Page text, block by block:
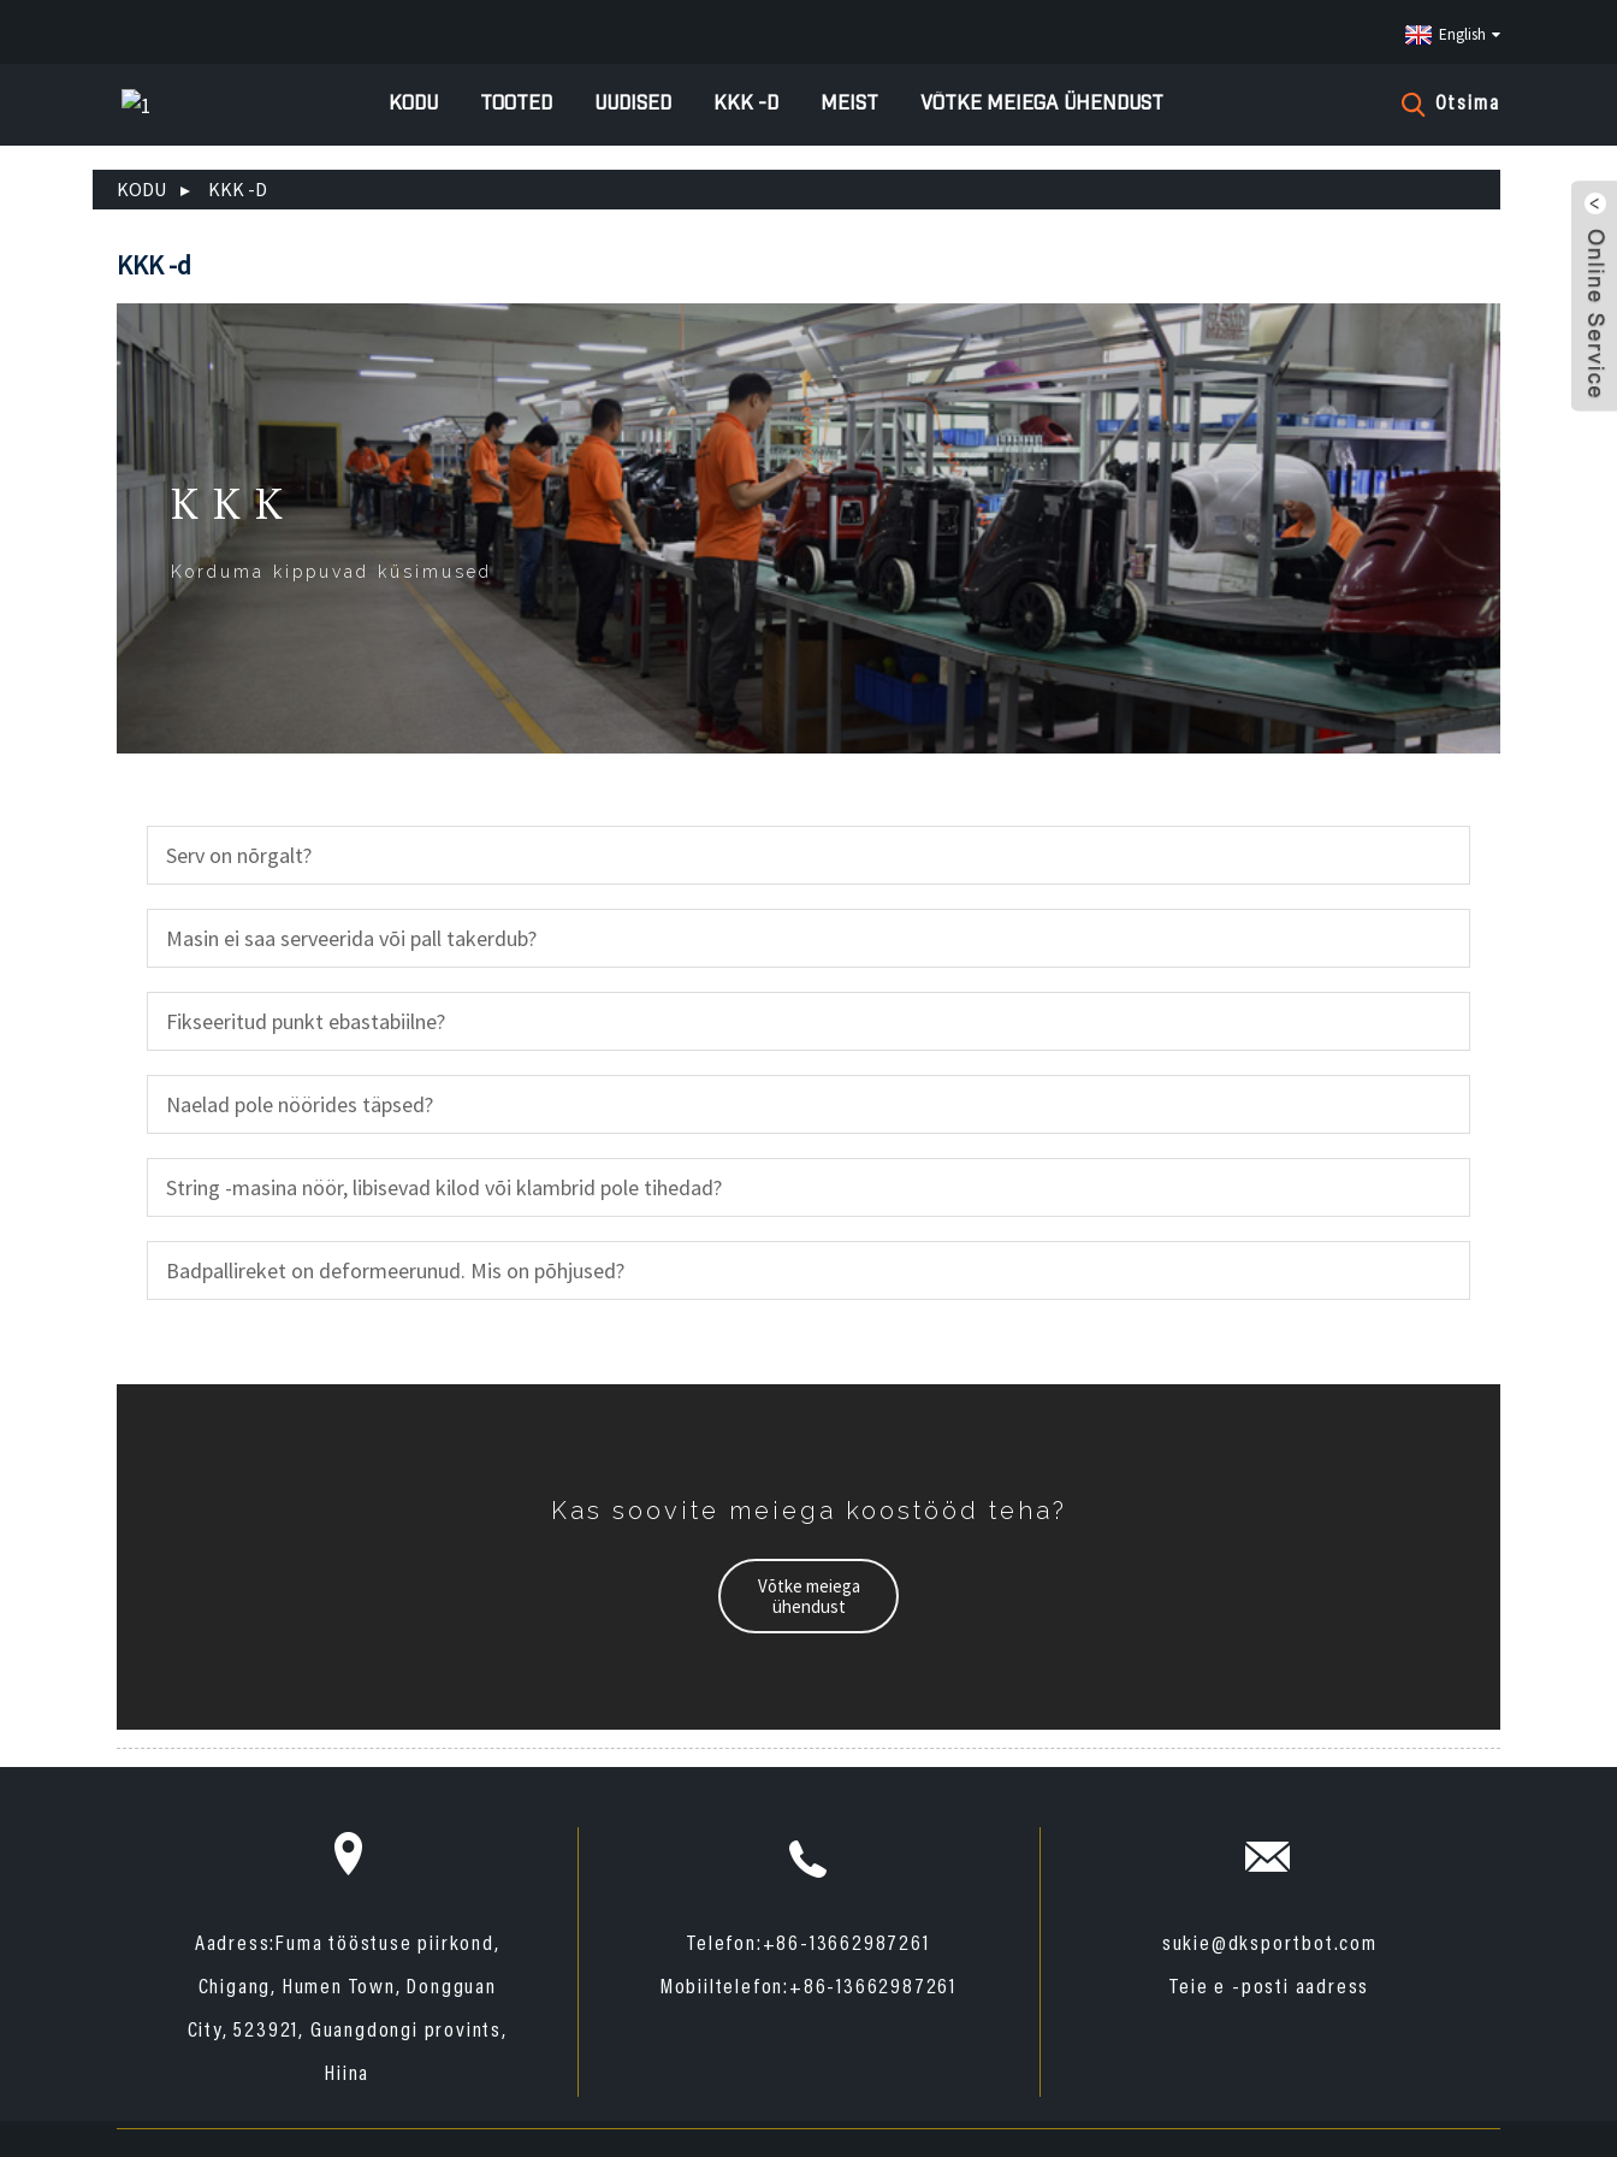
English
KODU TOOTED UUDISED KKK -D MEIST VÕTKE MEIEGA ÜHENDUST Otsima
KODU KKK -D
KKK -d
KKK
Korduma kippuvad küsimused
Serv on nõrgalt?
Masin ei saa serveerida või pall takerdub?
Fikseeritud punkt ebastabiilne?
Naelad pole nöörides täpsed?
String -masina nöör, libisevad kilod või klambrid pole tihedad?
Badpallireket on deformeerunud. Mis on põhjused?
Kas soovite meiega koostööd teha?
Võtke meiega
ühendust
Aadress:Fuma tööstuse piirkond,
Chigang, Humen Town, Dongguan
City, 523921, Guangdongi provints,
Hiina
Telefon: +86-13662987261
Mobiiltelefon: +86-13662987261
sukie@dksportbot.com
Teie e -posti aadress